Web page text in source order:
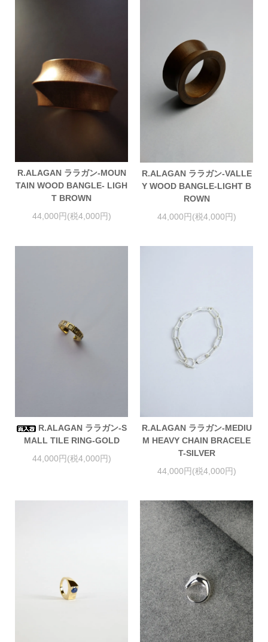
R.ALAGAN ララガン-MOUN
TAIN WOOD BANGLE- LIGH
T BROWN
44,000円(税4,000円)
R.ALAGAN ララガン-VALLE
Y WOOD BANGLE-LIGHT B
ROWN
44,000円(税4,000円)
R.ALAGAN ララガン-S
MALL TILE RING-GOLD
44,000円(税4,000円)
R.ALAGAN ララガン-MEDIU
M HEAVY CHAIN BRACELE
T-SILVER
44,000円(税4,000円)